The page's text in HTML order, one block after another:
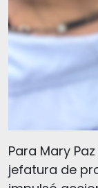
Para Mary
jefatura de